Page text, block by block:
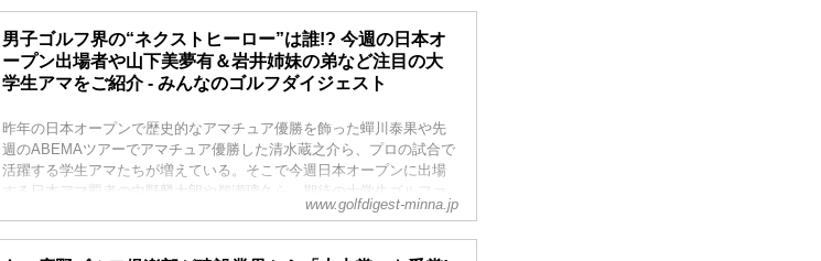
でレポートしよう。
男子ゴルフ界の“ネクストヒーロー”は誰!? 今週の日本オ
ープン出場者や山下美夢有＆岩井姉妹の弟など注目の大
学生アマをご紹介 - みんなのゴルフダイジェスト
昨年の日本オープンで歴史的なアマチュア優勝を飾った蟬川泰果や先
週のABEMAツアーでアマチュア優勝した清水蔵之介ら、プロの試合で
活躍する学生アマたちが増えている。そこで今週日本オープンに出場
する日本アマ覇者の中野麟太朗や鵜瀬璃久ら、期待の大学生ゴルファ
ー7人を紹介しよう! 彼らのスウィングは、多くのアマチュアゴルファ
www.golfdigest-minna.jp